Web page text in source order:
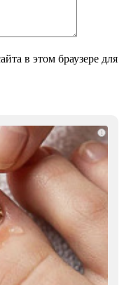
в этом браузере для
i